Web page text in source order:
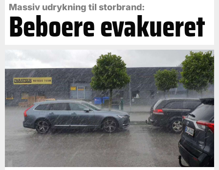
Massiv udrykning til storbrand:
Beboere evakueret